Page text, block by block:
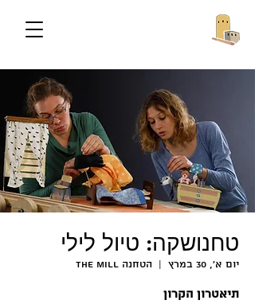
טחנושקה: טיול לילי
יום א׳, 30 במרץ
  |
הטחנה The Mill
תיאטרון הקרון